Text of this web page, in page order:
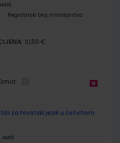
Registarski broj ministarstva:
10,50 €
za hrvatski jezik u četvrtom
Jurić